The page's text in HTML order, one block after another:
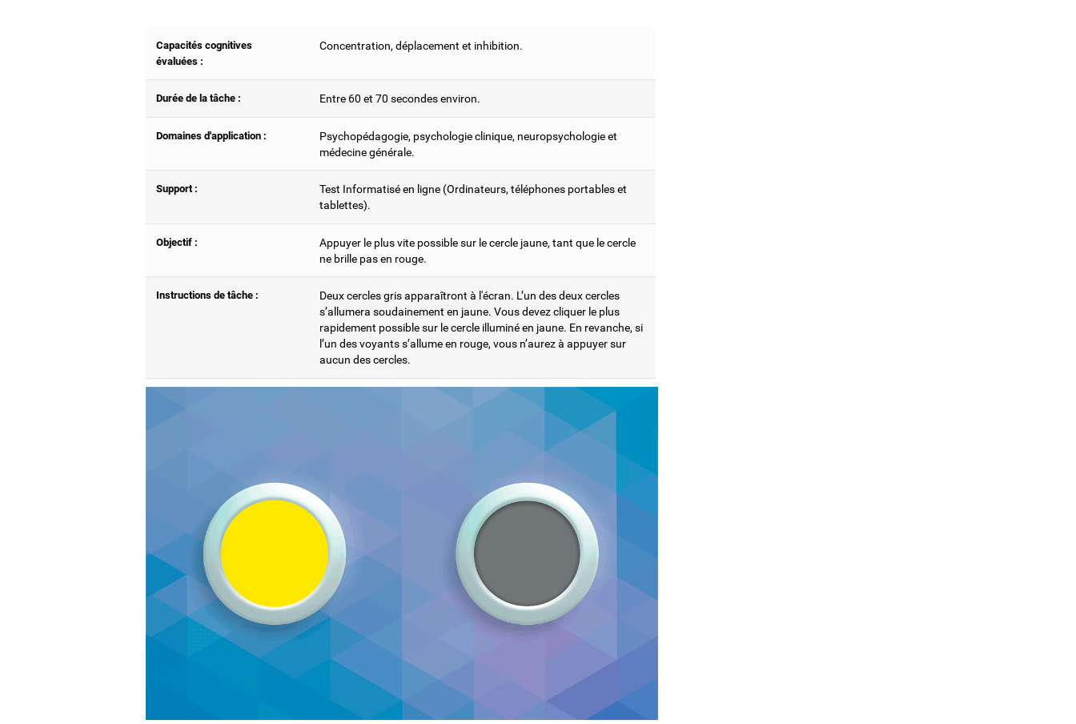
Capacités cognitives
évaluées :
Concentration, déplacement et inhibition.
Durée de la tâche : Entre 60 et 70 secondes environ.
Domaines d'application :
Psychopédagogie, psychologie clinique, neuropsychologie et
médecine générale.
Support :
Test Informatisé en ligne (Ordinateurs, téléphones portables et
tablettes).
Objectif :
Appuyer le plus vite possible sur le cercle jaune, tant que le cercle
ne brille pas en rouge.
Instructions de tâche :
Deux cercles gris apparaîtront à l'écran. L’un des deux cercles
s’allumera soudainement en jaune. Vous devez cliquer le plus
rapidement possible sur le cercle illuminé en jaune. En revanche, si
l’un des voyants s’allume en rouge, vous n’aurez à appuyer sur
aucun des cercles.